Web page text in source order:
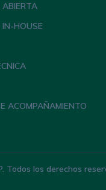
ABIERTA
IN-HOUSE
ACOMPAÑAMIENTO
Todos los derechos